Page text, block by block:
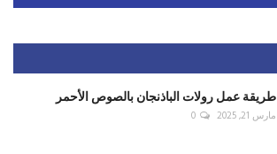
طريقة عمل رولات الباذنجان بالصوص الأحمر
مارس 21, 2025 0